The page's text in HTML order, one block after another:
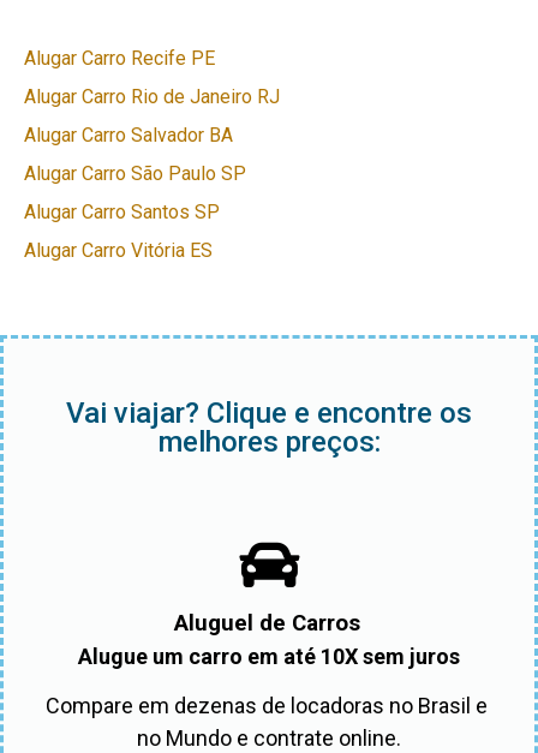
Alugar Carro Recife PE
Alugar Carro Rio de Janeiro RJ
Alugar Carro Salvador BA
Alugar Carro São Paulo SP
Alugar Carro Santos SP
Alugar Carro Vitória ES
Vai viajar? Clique e encontre os
melhores preços:
Aluguel de Carros
Alugue um carro em até 10X sem juros
Compare em dezenas de locadoras no Brasil e
no Mundo e contrate online.